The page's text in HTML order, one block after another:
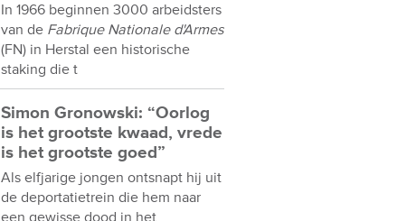
In 1966 beginnen 3000 arbeidsters
van de Fabrique Nationale d'Armes
(FN) in Herstal een historische
staking die t
Simon Gronowski: “Oorlog
is het grootste kwaad, vrede
is het grootste goed”
Als elfjarige jongen ontsnapt hij uit
de deportatietrein die hem naar